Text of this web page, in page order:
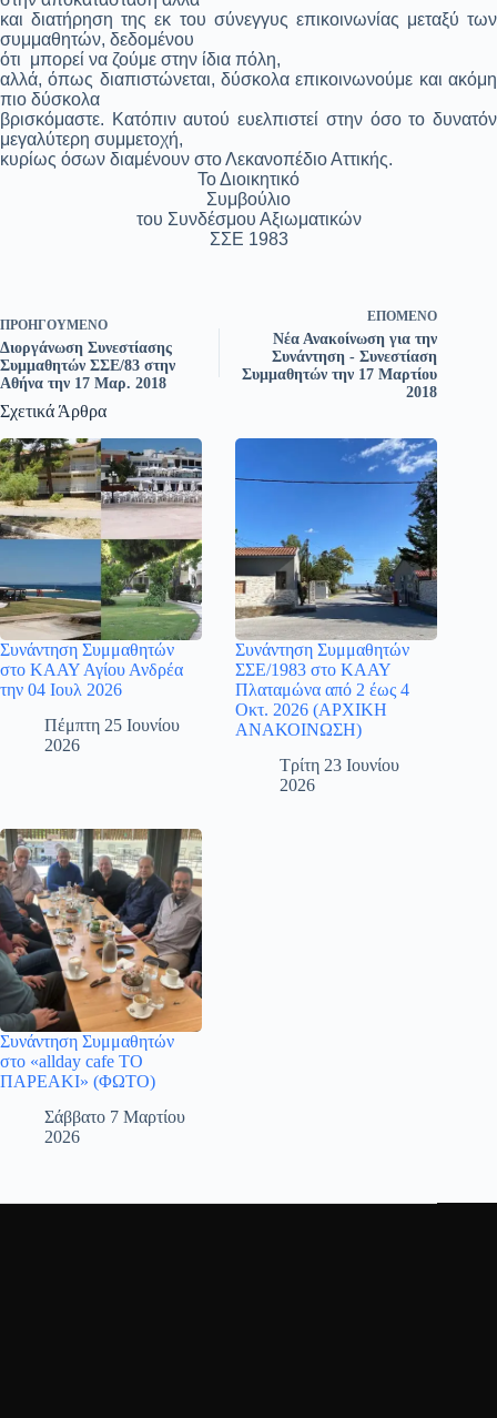
και διατήρηση της εκ του σύνεγγυς επικοινωνίας μεταξύ των
συμμαθητών, δεδομένου
ότι μπορεί να ζούμε στην ίδια πόλη,
αλλά, όπως διαπιστώνεται, δύσκολα επικοινωνούμε και ακόμη
πιο δύσκολα
βρισκόμαστε. Κατόπιν αυτού ευελπιστεί στην όσο το δυνατόν
μεγαλύτερη συμμετοχή,
κυρίως όσων διαμένουν στο Λεκανοπέδιο Αττικής.
Το Διοικητικό
Συμβούλιο
του Συνδέσμου Αξιωματικών
ΣΣΕ 1983
ΠΡΟΗΓΟΎΜΕΝΟ
Διοργάνωση Συνεστίασης
Συμμαθητών ΣΣΕ/83 στην
Αθήνα την 17 Μαρ. 2018
ΕΠΌΜΕΝΟ
Νέα Ανακοίνωση για την
Συνάντηση - Συνεστίαση
Συμμαθητών την 17 Μαρτίου
2018
Σχετικά Άρθρα
Συνάντηση Συμμαθητών
στο ΚΑΑΥ Αγίου Ανδρέα
την 04 Ιουλ 2026
Πέμπτη 25 Ιουνίου
2026
Συνάντηση Συμμαθητών
ΣΣΕ/1983 στο ΚΑΑΥ
Πλαταμώνα από 2 έως 4
Οκτ. 2026 (ΑΡΧΙΚΗ
ΑΝΑΚΟΙΝΩΣΗ)
Τρίτη 23 Ιουνίου
2026
Συνάντηση Συμμαθητών
στο «allday cafe ΤΟ
ΠΑΡΕΑΚΙ» (ΦΩΤΟ)
Σάββατο 7 Μαρτίου
2026